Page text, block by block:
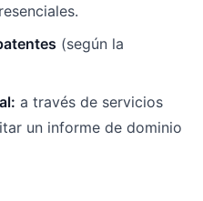
(según la
a través de servicios
un informe de dominio